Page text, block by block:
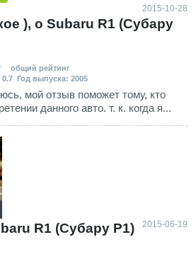
2015-10-28
), о Subaru R1 (Субару
общий рейтинг
Год выпуска: 2005
мой отзыв поможет тому, кто
данного авто. т. к. когда я...
2015-06-19
R1 (Субару Р1)